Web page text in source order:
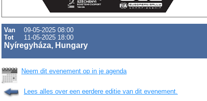
Van
09-05-2025 08:00
Tot
11-05-2025 18:00
Nyíregyháza, Hungary
Neem dit evenement op in je agenda
Lees alles over een eerdere editie van dit evenement.